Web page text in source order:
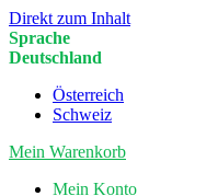
Direkt zum Inhalt
Sprache
Deutschland
Österreich
Schweiz
Mein Warenkorb
Mein Konto